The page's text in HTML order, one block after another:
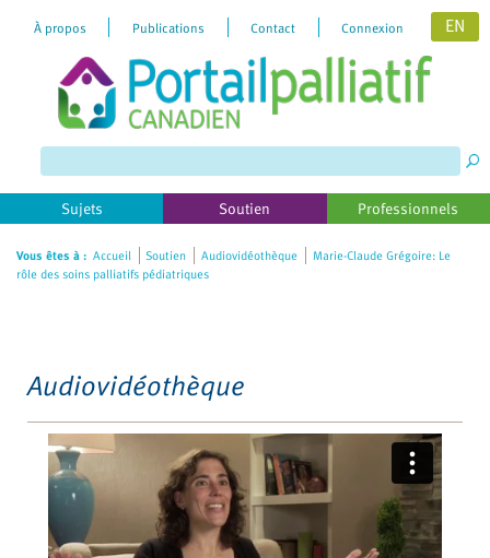
website
includes
an
accessibility
system.
À propos Publications Contact Connexion EN
Sujets Soutien Professionnels
Vous êtes à : Accueil Soutien Audiovidéothèque
Marie-Claude Grégoire: Le
rôle des soins palliatifs pédiatriques
Audiovidéothèque